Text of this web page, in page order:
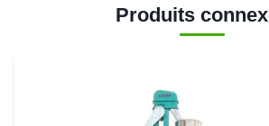
Produits